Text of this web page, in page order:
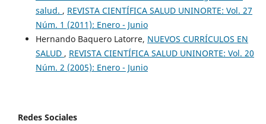
salud. , REVISTA CIENTÍFICA SALUD UNINORTE: Vol. 27
Núm. 1 (2011): Enero - Junio
Hernando Baquero Latorre, NUEVOS CURRÍCULOS EN
SALUD , REVISTA CIENTÍFICA SALUD UNINORTE: Vol. 20
Núm. 2 (2005): Enero - Junio
Redes Sociales